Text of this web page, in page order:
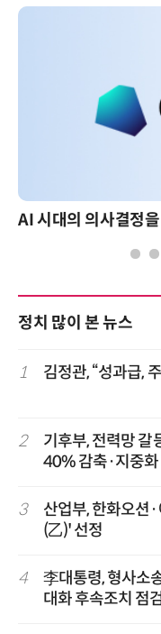
정치 많이 본 뉴스
1 김정관, “성과급,
2
기후부, 전력망
40% 감축·지중화
3
산업부, 한화오션
(乙)' 선정
4
李대통령, 형사소
대화 후속조치 점